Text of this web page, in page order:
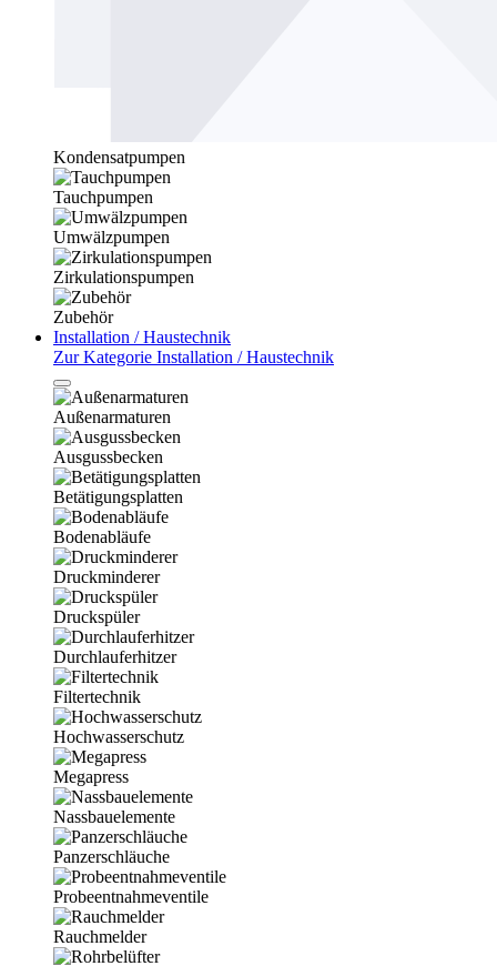
Kondensatpumpen
Tauchpumpen
Umwälzpumpen
Zirkulationspumpen
Zubehör
Installation / Haustechnik
Zur Kategorie Installation / Haustechnik
Außenarmaturen
Ausgussbecken
Betätigungsplatten
Bodenabläufe
Druckminderer
Druckspüler
Durchlauferhitzer
Filtertechnik
Hochwasserschutz
Megapress
Nassbauelemente
Panzerschläuche
Probeentnahmeventile
Rauchmelder